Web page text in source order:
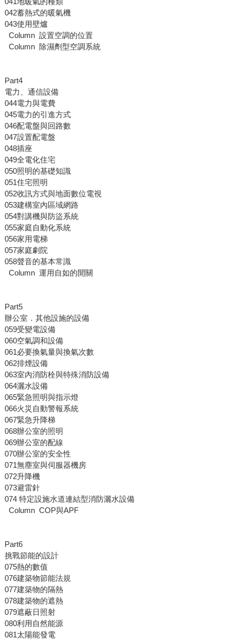
042蓄熱式的暖氣機
043使用壁爐
Column 設置空調的位置
Column 除濕劑型空調系統
Part4
電力、通信設備
044電力與電費
045電力的引進方式
046配電盤與回路數
047設置配電盤
048插座
049全電化住宅
050照明的基礎知識
051住宅照明
052收訊方式與地面數位電視
053建構室內區域網路
054對講機與防盜系統
055家庭自動化系統
056家用電梯
057家庭劇院
058聲音的基本常識
Column 運用自如的開關
Part5
辦公室．其他設施的設備
059受變電設備
060空氣調和設備
061必要換氣量與換氣次數
062排煙設備
063室內消防栓與特殊消防設備
064灑水設備
065緊急照明與指示燈
066火災自動警報系統
067緊急升降梯
068辦公室的照明
069辦公室的配線
070辦公室的安全性
071無塵室與伺服器機房
072升降機
073避雷針
074 特定設施水道連結型消防灑水設備
Column COP與APF
Part6
挑戰節能的設計
075熱的數值
076建築物節能法規
077建築物的隔熱
078建築物的遮熱
079遮蔽日照射
080利用自然能源
081太陽能發電